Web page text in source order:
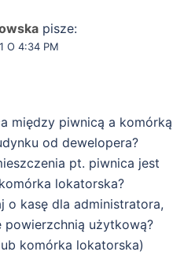
pisze:
O 4:34 PM
między piwnicą a komórką
od dewelopera?
pt. piwnica jest
lokatorska?
o kasę dla administratora,
powierzchnią użytkową?
komórka lokatorska)